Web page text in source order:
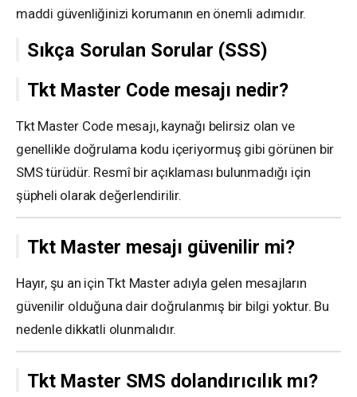
maddi güvenliğinizi korumanın en önemli adımıdır.
Sıkça Sorulan Sorular (SSS)
Tkt Master Code mesajı nedir?
Tkt Master Code mesajı, kaynağı belirsiz olan ve
genellikle doğrulama kodu içeriyormuş gibi görünen bir
SMS türüdür. Resmî bir açıklaması bulunmadığı için
şüpheli olarak değerlendirilir.
Tkt Master mesajı güvenilir mi?
Hayır, şu an için Tkt Master adıyla gelen mesajların
güvenilir olduğuna dair doğrulanmış bir bilgi yoktur. Bu
nedenle dikkatli olunmalıdır.
Tkt Master SMS dolandırıcılık mı?